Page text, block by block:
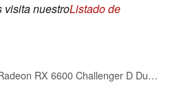
visita nuestroListado de
ASROCK AMD Radeon RX 6600 Challenger D Dual Fan 8GB GDDR6 PCIE 4.0 Graphics Card